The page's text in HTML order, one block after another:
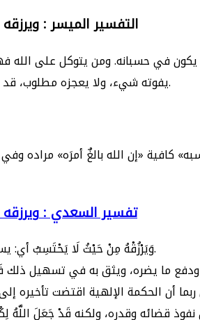
التفسير الميسر :
يفوته شيء، ولا يعجزه مطلوب، قد جعل الله لكل شيء أجلا ينتهي إليه، وتقديرًا لا يجاوزه.
تفسير السعدي :
وَيَرْزُقْهُ مِنْ حَيْثُ لَا يَحْتَسِبُ أي: يسوق الله الرزق للمتقي، من وجه لا يحتسبه ولا يشعر به.
ما يضره، ويثق به في تسهيل ذلك
أن الحكمة الإلهية اقتضت تأخيره